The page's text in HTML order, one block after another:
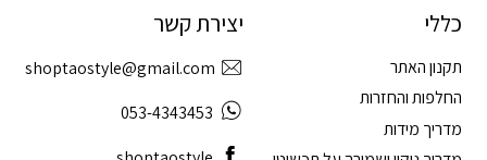
כללי
תקנון האתר
החלפות והחזרות
מדריך מידות
יצירת קשר
shoptaostyle@gmail.com
053-4343453